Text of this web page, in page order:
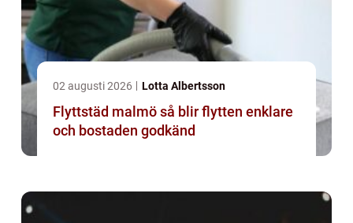
02 augusti 2026 Lotta Albertsson
Flyttstäd malmö så blir flytten enklare
och bostaden godkänd